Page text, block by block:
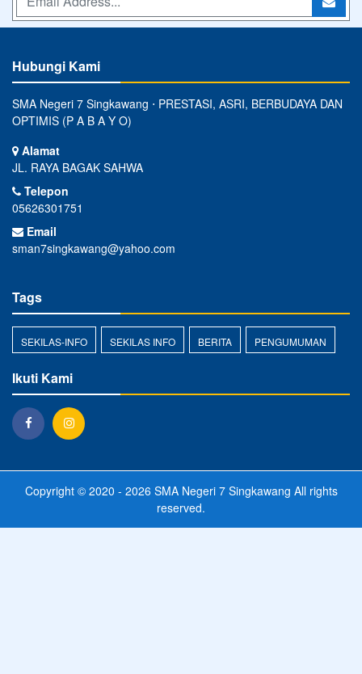
Hubungi Kami
SMA Negeri 7 Singkawang ⋅ PRESTASI, ASRI, BERBUDAYA DAN
OPTIMIS (P A B A Y O)
Alamat
JL. RAYA BAGAK SAHWA
Telepon
05626301751
Email
sman7singkawang@yahoo.com
Tags
SEKILAS-INFO SEKILAS INFO BERITA PENGUMUMAN
Ikuti Kami
Copyright © 2020 - 2026 SMA Negeri 7 Singkawang All rights
reserved.